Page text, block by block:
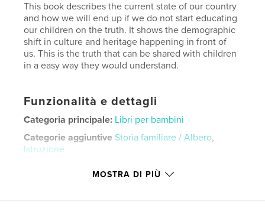
This book describes the current state of our country
and how we will end up if we do not start educating
our children on the truth. It shows the demographic
shift in culture and heritage happening in front of
us. This is the truth that can be shared with children
in a easy way they would understand.
Funzionalità e dettagli
Categoria principale: Libri per bambini
Categorie aggiuntive Storia familiare / Albero,
Istruzione
Quadrato piccolissimo, 13×13
MOSTRA DI PIÙ